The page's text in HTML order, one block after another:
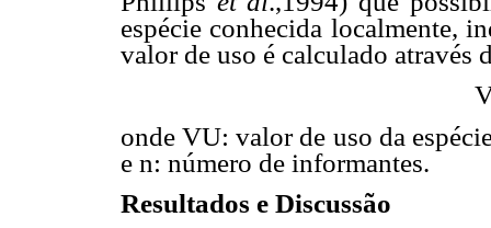
espécie conhecida localmente,
valor de uso é calculado através
onde VU: valor de uso da
e n: número de informantes.
Resultados e Discussão